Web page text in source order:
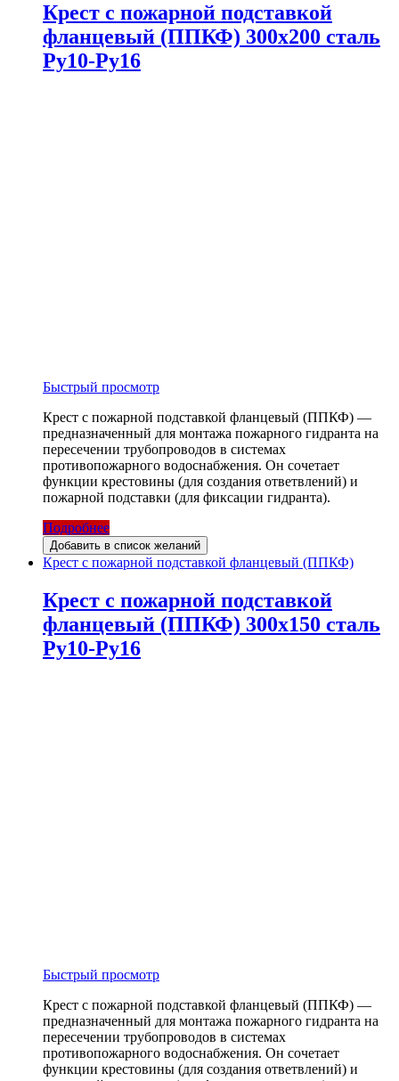
Крест с пожарной подставкой
фланцевый (ППКФ) 300х200 сталь
Ру10-Ру16
Быстрый просмотр
Крест с пожарной подставкой фланцевый (ППКФ) —
предназначенный для монтажа пожарного гидранта на
пересечении трубопроводов в системах
противопожарного водоснабжения. Он сочетает
функции крестовины (для создания ответвлений) и
пожарной подставки (для фиксации гидранта).
Подробнее
Добавить в список желаний
Крест с пожарной подставкой фланцевый (ППКФ)
Крест с пожарной подставкой
фланцевый (ППКФ) 300х150 сталь
Ру10-Ру16
Быстрый просмотр
Крест с пожарной подставкой фланцевый (ППКФ) —
предназначенный для монтажа пожарного гидранта на
пересечении трубопроводов в системах
противопожарного водоснабжения. Он сочетает
функции крестовины (для создания ответвлений) и